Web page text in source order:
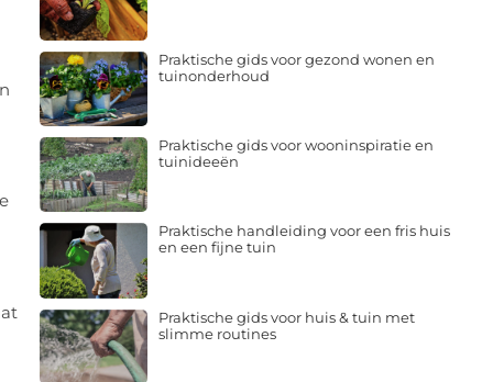
Praktische gids voor gezond wonen en
tuinonderhoud
Praktische gids voor wooninspiratie en
tuinideeën
Praktische handleiding voor een fris huis
en een fijne tuin
Praktische gids voor huis & tuin met
slimme routines